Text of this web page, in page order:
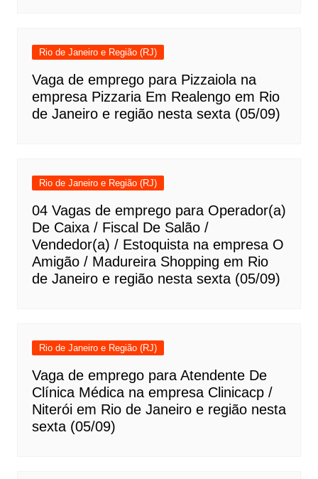
Rio de Janeiro e Região (RJ)
Vaga de emprego para Pizzaiola na
empresa Pizzaria Em Realengo em Rio
de Janeiro e região nesta sexta (05/09)
Rio de Janeiro e Região (RJ)
04 Vagas de emprego para Operador(a)
De Caixa / Fiscal De Salão /
Vendedor(a) / Estoquista na empresa O
Amigão / Madureira Shopping em Rio
de Janeiro e região nesta sexta (05/09)
Rio de Janeiro e Região (RJ)
Vaga de emprego para Atendente De
Clínica Médica na empresa Clinicacp /
Niterói em Rio de Janeiro e região nesta
sexta (05/09)